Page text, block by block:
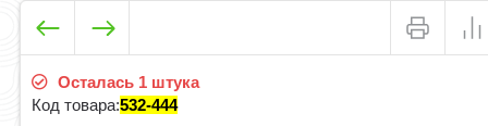
Осталась 1 штука
Код товара:532-444